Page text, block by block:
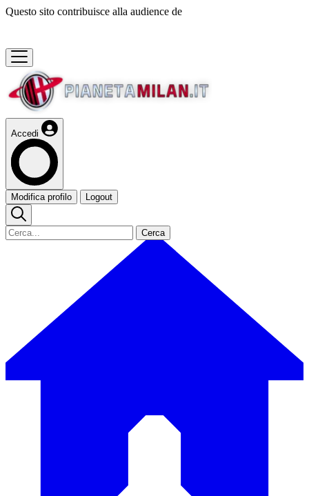
Questo sito contribuisce alla audience de
Accedi
Modifica profilo Logout
Cerca